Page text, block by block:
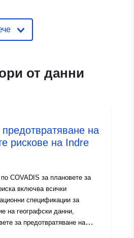
http://catalogue.geo-
ide.developpement-
6e4d-4357-b53d-
443e-9f4f-986fa43a2049
http://inspire.ec.europa.eu/
codelist/ResourceType/services
от данни
на
рискове на Indre
COVADIS за плановете за
включва всички
спецификации за
на географски данни,
за предотвратяване на